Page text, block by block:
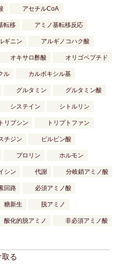
アセチルCoA
転移 アミノ基転移反応
ギニン アルギノコハク酸
オキサロ酢酸 オリゴペプチド
ル カルボキシル基
グルタミン グルタミン酸
システイン シトルリン
トリプシン トリプトファン
チジン ピルビン酸
プロリン ホルモン
シン 代謝 分岐鎖アミノ酸
回路 必須アミノ酸
糖新生 脱アミノ
酸化的脱アミノ 非必須アミノ酸
る